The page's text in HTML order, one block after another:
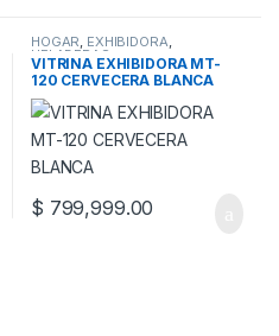
HOGAR, EXHIBIDORA,
HELADERAS
VITRINA EXHIBIDORA MT-
120 CERVECERA BLANCA
$ 799,999.00